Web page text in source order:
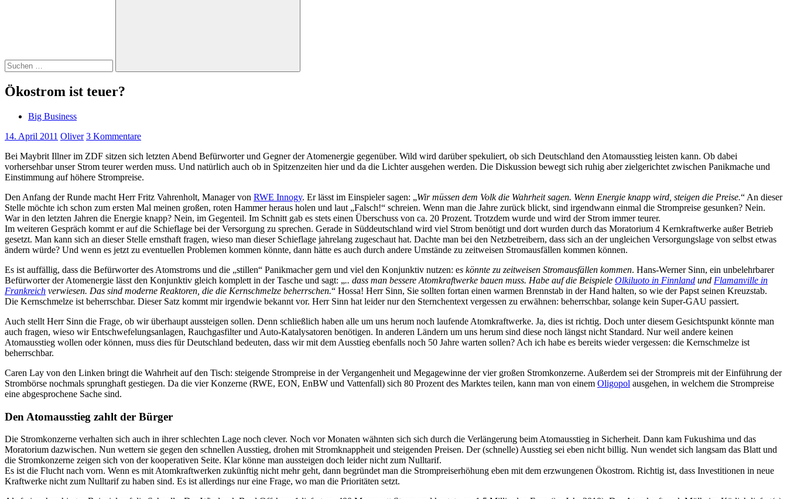
Suchen
Ökostrom ist teuer?
Big Business
14. April 2011 Oliver 3 Kommentare
Bei Maybrit Illner im ZDF sitzen sich letzten Abend Befürworter und Gegner der Atomenergie gegenüber. Wild wird darüber spekuliert, ob sich Deutschland den Atomausstieg leisten kann. Ob dabei
vorhersehbar unser Strom teurer werden muss. Und natürlich auch ob in Spitzenzeiten hier und da die Lichter ausgehen werden. Die Diskussion bewegt sich ruhig aber zielgerichtet zwischen Panikmache und
Einstimmung auf höhere Strompreise.
Den Anfang der Runde macht Herr Fritz Vahrenholt, Manager von RWE Innogy. Er lässt im Einspieler sagen: „Wir müssen dem Volk die Wahrheit sagen. Wenn Energie knapp wird, steigen die Preise.“ An dieser
Stelle möchte ich schon zum ersten Mal meinen großen, roten Hammer heraus holen und laut „Falsch!“ schreien. Wenn man die Jahre zurück blickt, sind irgendwann einmal die Strompreise gesunken? Nein.
War in den letzten Jahren die Energie knapp? Nein, im Gegenteil. Im Schnitt gab es stets einen Überschuss von ca. 20 Prozent. Trotzdem wurde und wird der Strom immer teurer.
Im weiteren Gespräch kommt er auf die Schieflage bei der Versorgung zu sprechen. Gerade in Süddeutschland wird viel Strom benötigt und dort wurden durch das Moratorium 4 Kernkraftwerke außer Betrieb
gesetzt. Man kann sich an dieser Stelle ernsthaft fragen, wieso man dieser Schieflage jahrelang zugeschaut hat. Dachte man bei den Netzbetreibern, dass sich an der ungleichen Versorgungslage von selbst etwas
ändern würde? Und wenn es jetzt zu eventuellen Problemen kommen könnte, dann hätte es auch durch andere Umstände zu zeitweisen Stromausfällen kommen können.
Es ist auffällig, dass die Befürworter des Atomstroms und die „stillen“ Panikmacher gern und viel den Konjunktiv nutzen: es könnte zu zeitweisen Stromausfällen kommen. Hans-Werner Sinn, ein unbelehrbarer
Befürworter der Atomenergie lässt den Konjunktiv gleich komplett in der Tasche und sagt: „.. dass man bessere Atomkraftwerke bauen muss. Habe auf die Beispiele Olkiluoto in Finnland und Flamanville in
Frankreich verwiesen. Das sind moderne Reaktoren, die die Kernschmelze beherrschen.“ Hossa! Herr Sinn, Sie sollten fortan einen warmen Brennstab in der Hand halten, so wie der Papst seinen Kreuzstab.
Die Kernschmelze ist beherrschbar. Dieser Satz kommt mir irgendwie bekannt vor. Herr Sinn hat leider nur den Sternchentext vergessen zu erwähnen: beherrschbar, solange kein Super-GAU passiert.
Auch stellt Herr Sinn die Frage, ob wir überhaupt aussteigen sollen. Denn schließlich haben alle um uns herum noch laufende Atomkraftwerke. Ja, dies ist richtig. Doch unter diesem Gesichtspunkt könnte man
auch fragen, wieso wir Entschwefelungsanlagen, Rauchgasfilter und Auto-Katalysatoren benötigen. In anderen Ländern um uns herum sind diese noch längst nicht Standard. Nur weil andere keinen
Atomausstieg wollen oder können, muss dies für Deutschland bedeuten, dass wir mit dem Ausstieg ebenfalls noch 50 Jahre warten sollen? Ach ich habe es bereits wieder vergessen: die Kernschmelze ist
beherrschbar.
Caren Lay von den Linken bringt die Wahrheit auf den Tisch: steigende Strompreise in der Vergangenheit und Megagewinne der vier großen Stromkonzerne. Außerdem sei der Strompreis mit der Einführung der
Strombörse nochmals sprunghaft gestiegen. Da die vier Konzerne (RWE, EON, EnBW und Vattenfall) sich 80 Prozent des Marktes teilen, kann man von einem Oligopol ausgehen, in welchem die Strompreise
eine abgesprochene Sache sind.
Den Atomausstieg zahlt der Bürger
Die Stromkonzerne verhalten sich auch in ihrer schlechten Lage noch clever. Noch vor Monaten wähnten sich sich durch die Verlängerung beim Atomausstieg in Sicherheit. Dann kam Fukushima und das
Moratorium dazwischen. Nun wettern sie gegen den schnellen Ausstieg, drohen mit Stromknappheit und steigenden Preisen. Der (schnelle) Ausstieg sei eben nicht billig. Nun wendet sich langsam das Blatt und
die Stromkonzerne zeigen sich von der kooperativen Seite. Klar könne man aussteigen doch leider nicht zum Nulltarif.
Es ist die Flucht nach vorn. Wenn es mit Atomkraftwerken zukünftig nicht mehr geht, dann begründet man die Strompreiserhöhung eben mit dem erzwungenen Ökostrom. Richtig ist, dass Investitionen in neue
Kraftwerke nicht zum Nulltarif zu haben sind. Es ist allerdings nur eine Frage, wo man die Prioritäten setzt.